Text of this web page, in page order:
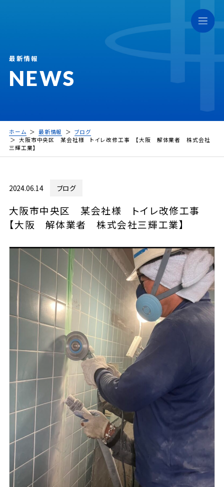
NEWS
最新情報
ホーム 最新情報
ブログ
大阪市中央区 某会社様 トイレ改修工事 【大阪 解体業者 株式会社
三輝工業】
2024.06.14 ブログ
大阪市中央区 某会社様 トイレ改修工事
【大阪 解体業者 株式会社三輝工業】